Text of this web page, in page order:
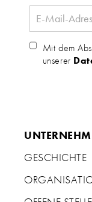
Mit dem
unserer
GESCHICHTE